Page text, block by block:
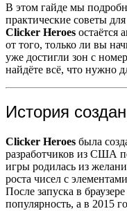
В этом гайде мы
практические советы
Clicker Heroes остаётся
от того, только ли вы
уже достигли зон с
найдёте всё, что нужно
История
Clicker Heroes была
разработчиков из США
игры родилась из
роста чисел с
После запуска в браузере
популярность, а в 2015